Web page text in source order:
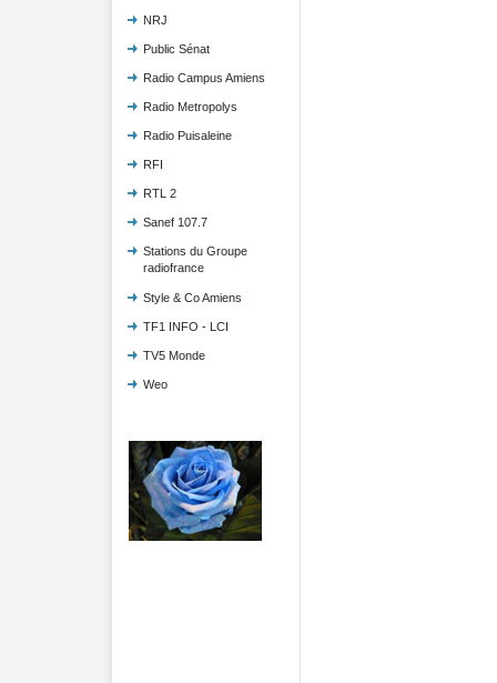
NRJ
Public Sénat
Radio Campus Amiens
Radio Metropolys
Radio Puisaleine
RFI
RTL 2
Sanef 107.7
Stations du Groupe
radiofrance
Style & Co Amiens
TF1 INFO - LCI
TV5 Monde
Weo